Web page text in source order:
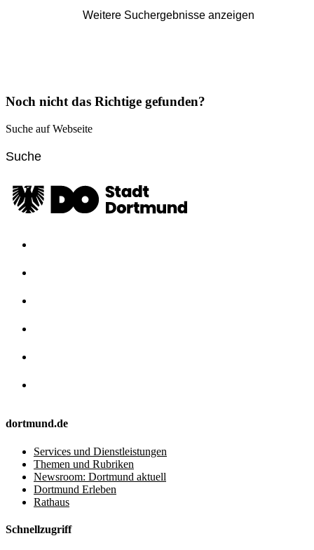
Weitere Suchergebnisse anzeigen
Noch nicht das Richtige gefunden?
Suche auf Webseite
dortmund.de
Services und Dienstleistungen
Themen und Rubriken
Newsroom: Dortmund aktuell
Dortmund Erleben
Rathaus
Schnellzugriff